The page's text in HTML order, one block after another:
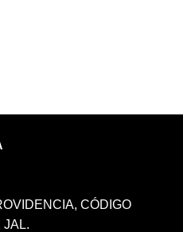
CÓDIGO
JAL.